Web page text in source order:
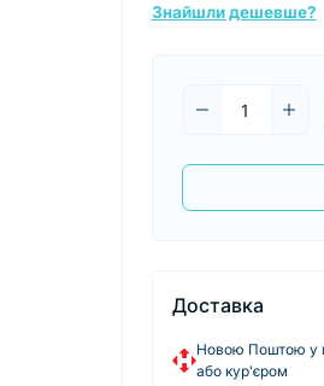
Знайшли дешевше?
Доставка
Новою Поштою у
або кур'єром